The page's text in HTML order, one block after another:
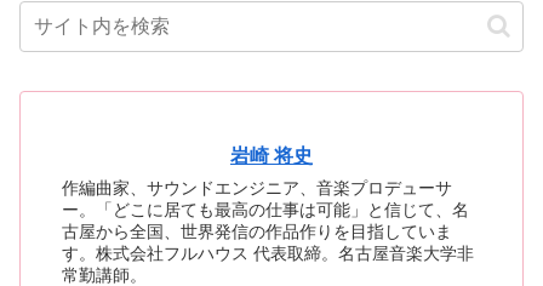
岩崎 将史
作編曲家、サウンドエンジニア、音楽プロデューサ
ー。「どこに居ても最高の仕事は可能」と信じて、名
古屋から全国、世界発信の作品作りを目指していま
す。株式会社フルハウス 代表取締。名古屋音楽大学非
常勤講師。